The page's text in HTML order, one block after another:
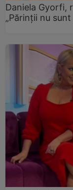
Daniela Gyorfi,
„Părinții nu